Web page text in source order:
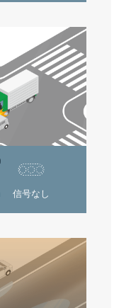
信号なし